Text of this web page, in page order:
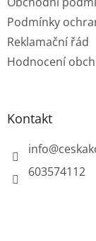
Podmínky
Reklamační řád
Hodnocení
Kontakt
info@
603574112